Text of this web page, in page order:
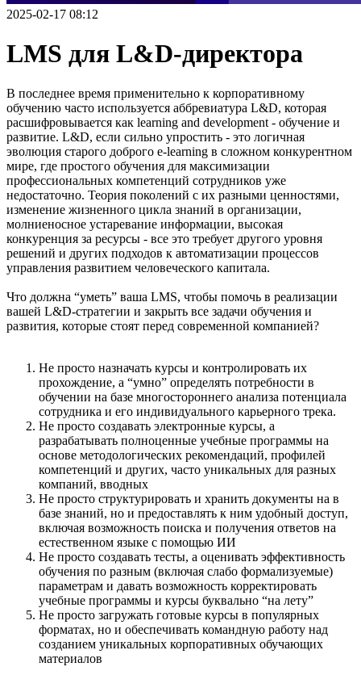
2025-02-17 08:12
LMS для L&D-директора
В последнее время применительно к корпоративному
обучению часто используется аббревиатура L&D, которая
расшифровывается как learning and development - обучение и
развитие. L&D, если сильно упростить - это логичная
эволюция старого доброго e-learning в сложном конкурентном
мире, где простого обучения для максимизации
профессиональных компетенций сотрудников уже
недостаточно. Теория поколений с их разными ценностями,
изменение жизненного цикла знаний в организации,
молниеносное устаревание информации, высокая
конкуренция за ресурсы - все это требует другого уровня
решений и других подходов к автоматизации процессов
управления развитием человеческого капитала.
Что должна “уметь” ваша LMS, чтобы помочь в реализации
вашей L&D-стратегии и закрыть все задачи обучения и
развития, которые стоят перед современной компанией?
Не просто назначать курсы и контролировать их
прохождение, а “умно” определять потребности в
обучении на базе многостороннего анализа потенциала
сотрудника и его индивидуального карьерного трека.
Не просто создавать электронные курсы, а
разрабатывать полноценные учебные программы на
основе методологических рекомендаций, профилей
компетенций и других, часто уникальных для разных
компаний, вводных
Не просто структурировать и хранить документы на в
базе знаний, но и предоставлять к ним удобный доступ,
включая возможность поиска и получения ответов на
естественном языке с помощью ИИ
Не просто создавать тесты, а оценивать эффективность
обучения по разным (включая слабо формализуемые)
параметрам и давать возможность корректировать
учебные программы и курсы буквально “на лету”
Не просто загружать готовые курсы в популярных
форматах, но и обеспечивать командную работу над
созданием уникальных корпоративных обучающих
материалов